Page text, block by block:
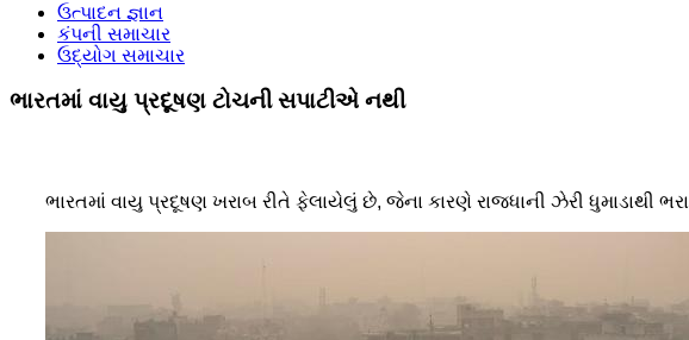
ઉત્પાદન જ્ઞાન
કંપની સમાચાર
ઉદ્યોગ સમાચાર
ભારતમાં વાયુ પ્રદૂષણ ટોચની સપાટીએ નથી
ભારતમાં વાયુ પ્રદૂષણ ખરાબ રીતે ફેલાયેલું છે, જેના કારણે રાજધાની ઝેરી ધુમાડાથી